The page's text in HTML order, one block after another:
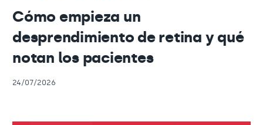
Cómo empieza un
desprendimiento de retina y qué
notan los pacientes
24/07/2026